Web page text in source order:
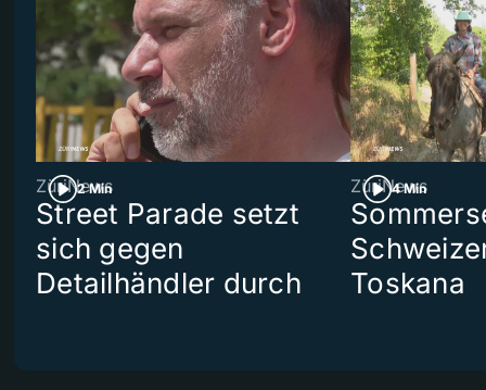
2 Min
ZüriNews
Street Parade setzt
sich gegen
Detailhändler durch
4 Min
ZüriNews
Toskana